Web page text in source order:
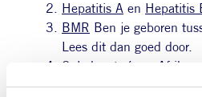
Hepatitis A en Hepatitis
BMR Ben je geboren
Lees dit dan goed door.
Gele koorts
(voor Afrika
Rabiës.